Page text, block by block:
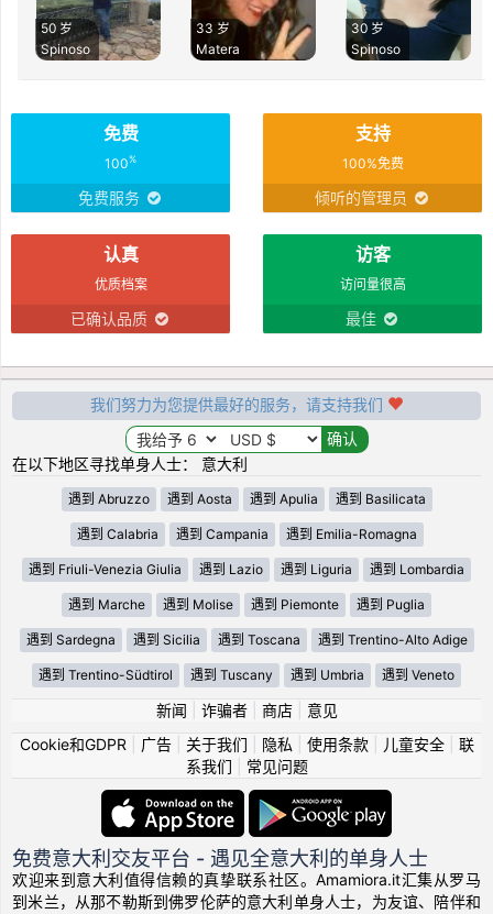
50 岁
Spinoso
33 岁
Matera
30 岁
Spinoso
免费
100%
免费服务
支持
100%免费
倾听的管理员
认真
优质档案
已确认品质
访客
访问量很高
最佳
我们努力为您提供最好的服务，请支持我们
在以下地区寻找单身人士： 意大利
遇到 Abruzzo 遇到 Aosta 遇到 Apulia 遇到 Basilicata
遇到 Calabria 遇到 Campania 遇到 Emilia-Romagna
遇到 Friuli-Venezia Giulia 遇到 Lazio 遇到 Liguria 遇到 Lombardia
遇到 Marche 遇到 Molise 遇到 Piemonte 遇到 Puglia
遇到 Sardegna 遇到 Sicilia 遇到 Toscana 遇到 Trentino-Alto Adige
遇到 Trentino-Südtirol 遇到 Tuscany 遇到 Umbria 遇到 Veneto
新闻 诈骗者| 商店| 意见
Cookie和GDPR
广告| 关于我们 隐私 使用条款| 儿童安全| 联
系我们
常见问题
免费意大利交友平台 - 遇见全意大利的单身人士
欢迎来到意大利值得信赖的真挚联系社区。Amamiora.it汇集从罗马
到米兰，从那不勒斯到佛罗伦萨的意大利单身人士，为友谊、陪伴和